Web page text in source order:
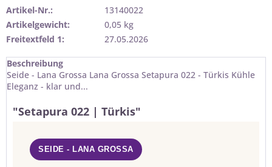
Artikel-Nr.:
13140022
Artikelgewicht:
0,05 kg
Freitextfeld 1:
27.05.2026
Beschreibung
Seide - Lana Grossa Lana Grossa Setapura 022 - Türkis Kühle
Eleganz - klar und...
"Setapura 022 | Türkis"
SEIDE - LANA GROSSA